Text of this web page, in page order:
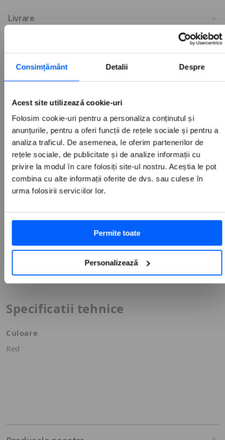
Consimțământ Detalii Despre
Acest site utilizează cookie-uri
Folosim cookie-uri pentru a personaliza conținutul și
anunțurile, pentru a oferi funcții de rețele sociale și pentru a
analiza traficul. De asemenea, le oferim partenerilor de
rețele sociale, de publicitate și de analize informații cu
privire la modul în care folosiți site-ul nostru. Aceștia le pot
combina cu alte informații oferite de dvs. sau culese în
urma folosirii serviciilor lor.
Permite toate
Personalizează
Livrare
Distribuie
Schimbă varianta produsului
Breloc iSTYLE pentru AirTag, Silicon, Rosu
Specificatii tehnice
Culoare
Red